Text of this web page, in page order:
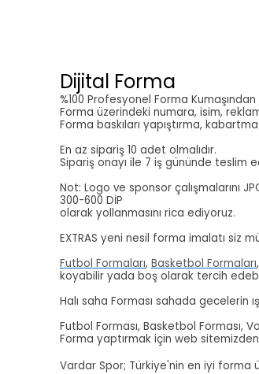
Dijital Forma
%100 Profesyonel Forma
Forma üzerindeki numara, isim,
Forma baskıları yapıştırma,
En az sipariş 10 adet olmalıdır.
Sipariş onayı ile 7 iş gününde teslim
Not: Logo ve sponsor çalışmalarını
300-600 DİP
olarak yollanmasını rica ediyoruz.
EXTRAS yeni nesil forma imalatı siz
Futbol Formaları, Basketbol Formaları,
koyabilir yada boş olarak tercih
Halı saha Forması sahada gecelerin
Futbol Forması, Basketbol Forması,
Forma yaptırmak için web
Vardar Spor; Türkiye'nin en iyi forma